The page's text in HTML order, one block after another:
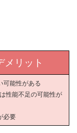
メリット
可能性がある
性能不足の可能性が
必要